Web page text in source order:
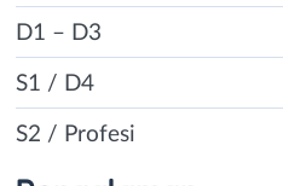
D1 – D3
S1 / D4
S2 / Profesi